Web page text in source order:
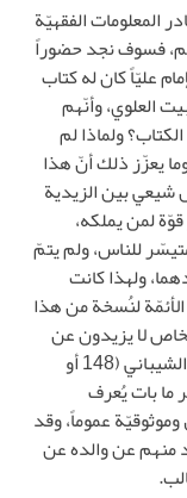
المعلومات الفقهيّة
فسوف نجد حضوراً
عليّاً كان له كتاب
العلوي، وأنّهم
ولماذا لم
يعزّز ذلك أنّ هذا
شيعي بين الزيدية
لمن يملكه،
للناس، ولم يتمّ
ولهذا كانت
لنُسخة من هذا
لا يزيدون عن
عدد أصابع اليد الواحدة، مثل زرارة بن أعين الشيباني (148 أو
ما بات يُعرف
عموماً، وقد
منهم عن والده عن